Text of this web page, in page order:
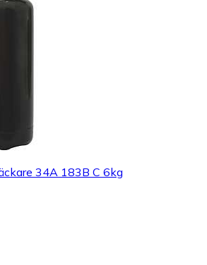
34A 183B C 6kg